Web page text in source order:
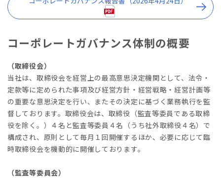
コーポレートガバナンス体制の概要
（取締役会）
当社は、取締役会を経営上の最高意思決定機関として、法令・
定款等に定められた事項及び経営方針・経営戦略・経営計画等
の重要な意思決定を行い、またその決定に基づく業務執行を監
督しております。取締役会は、取締役（監査等委員である取締
役を除く。）４名と監査等委員４名（うち社外取締役４名）で
構成され、原則として毎月１回開催するほか、必要に応じて臨
時取締役会を機動的に開催しております。
（監査等委員会）